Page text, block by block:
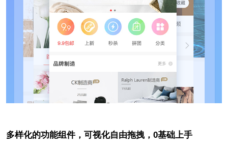
多样化的功能组件，可视化自由拖拽，0基础上手